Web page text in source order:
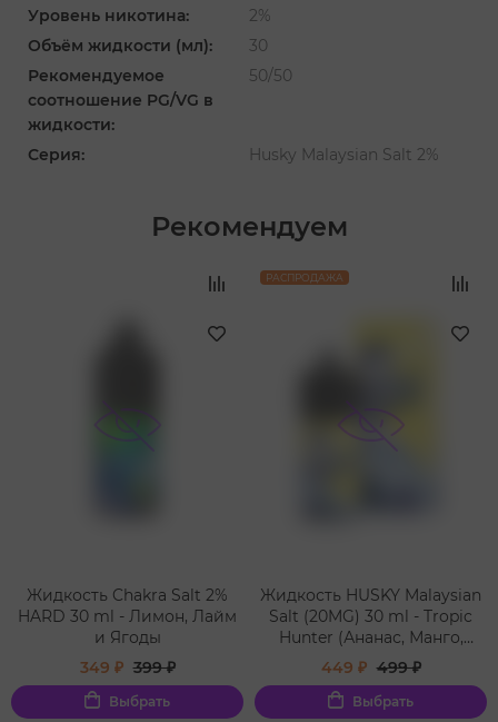
Уровень никотина:
2%
Объём жидкости (мл):
30
Рекомендуемое
соотношение PG/VG в
жидкости:
50/50
Серия: Husky Malaysian Salt 2%
Рекомендуем
Жидкость Chakra Salt 2%
HARD 30 ml - Лимон, Лайм
и Ягоды
349 ₽ 399 ₽
Выбрать
РАСПРОДАЖА
Жидкость HUSKY Malaysian
Salt (20MG) 30 ml - Tropic
Hunter (Ананас, Манго,
Дыня, Холодок)
449 ₽ 499 ₽
Выбрать